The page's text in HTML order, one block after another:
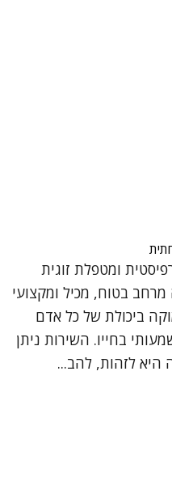
ומטפלת זוגית
בטוח, מכיל ומקצועי
ביכולת של כל אדם
בחייו. השירות ניתן
היא לזהות, להב...